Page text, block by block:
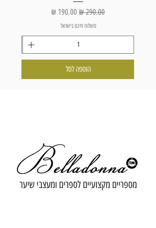
מחיר רגיל מחיר מבצע
משלוח חינם בישראל
הוספה לסל
מספריים מקצועיים לספרים ומעצבי שיער